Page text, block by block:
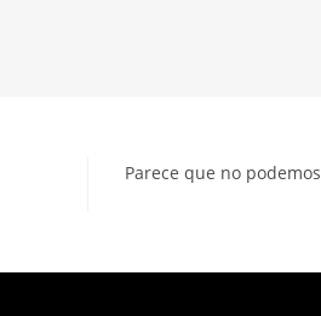
Parece que no